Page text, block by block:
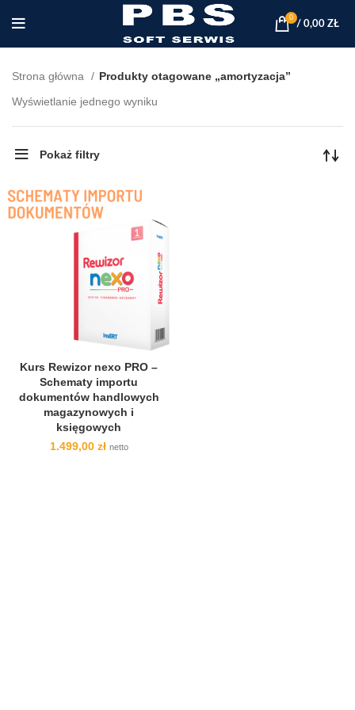
0
/ 0,00 ZŁ
Strona główna
Produkty otagowane „amortyzacja”
Wyświetlanie jednego wyniku
Pokaż filtry
Kurs Rewizor nexo PRO –
Schematy importu
dokumentów handlowych
magazynowych i
księgowych
1.499,00 zł netto